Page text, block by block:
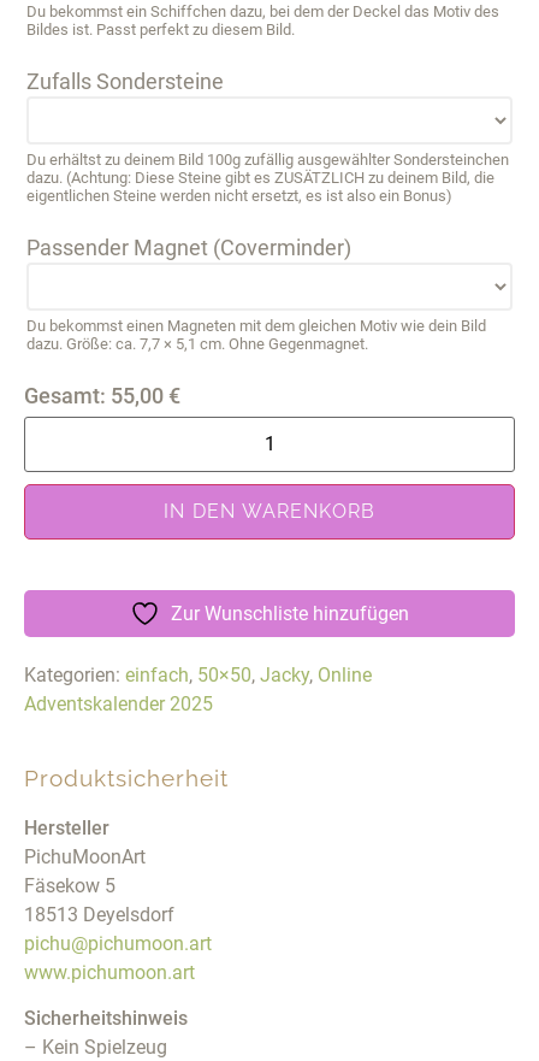
Du bekommst ein Schiffchen dazu, bei dem der Deckel das Motiv des
Bildes ist. Passt perfekt zu diesem Bild.
Zufalls Sondersteine
Du erhältst zu deinem Bild 100g zufällig ausgewählter Sondersteinchen
dazu. (Achtung: Diese Steine gibt es ZUSÄTZLICH zu deinem Bild, die
eigentlichen Steine werden nicht ersetzt, es ist also ein Bonus)
Passender Magnet (Coverminder)
Du bekommst einen Magneten mit dem gleichen Motiv wie dein Bild
dazu. Größe: ca. 7,7 × 5,1 cm. Ohne Gegenmagnet.
Gesamt: 55,00 €
IN DEN WARENKORB
Zur Wunschliste hinzufügen
Kategorien: einfach, 50×50, Jacky, Online
Adventskalender 2025
Produktsicherheit
Hersteller
PichuMoonArt
Fäsekow 5
18513 Deyelsdorf
pichu@pichumoon.art
www.pichumoon.art
Sicherheitshinweis
– Kein Spielzeug